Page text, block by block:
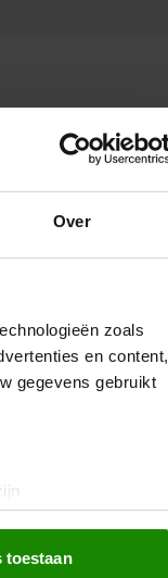
Over
zoals
en content,
gegevens gebruikt
toestaan